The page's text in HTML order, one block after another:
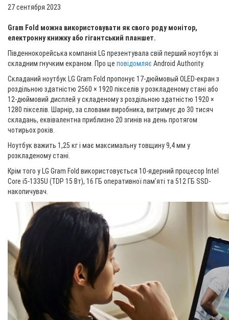
27 сентября 2023
Gram Fold можна використовувати як свого роду монітор,
електронну книжку або гігантський планшет.
Південнокорейська компанія LG презентувала свій перший ноутбук зі
складним гнучким екраном. Про це повідомляє Android Authority.
Складаний ноутбук LG Gram Fold пропонує 17-дюймовый OLED-екран з
роздільною здатністю 2560 × 1920 пікселів у розкладеному стані або
12-дюймовий дисплей у складеному з роздільною здатністю 1920 ×
1280 пікселів. Шарнір, за словами виробника, витримує до 30 тисяч
складань, еквівалентна приблизно 20 згинів на день протягом
чотирьох років.
Ноутбук важить 1,25 кг і має максимальну товщину 9,4 мм у
розкладеному стані.
Крім того у LG Gram Fold використовується 10-ядерний процесор Intel
Core i5-1335U (TDP 15 Вт), 16 ГБ оперативної пам’яті та 512 ГБ SSD-
накопичувач.